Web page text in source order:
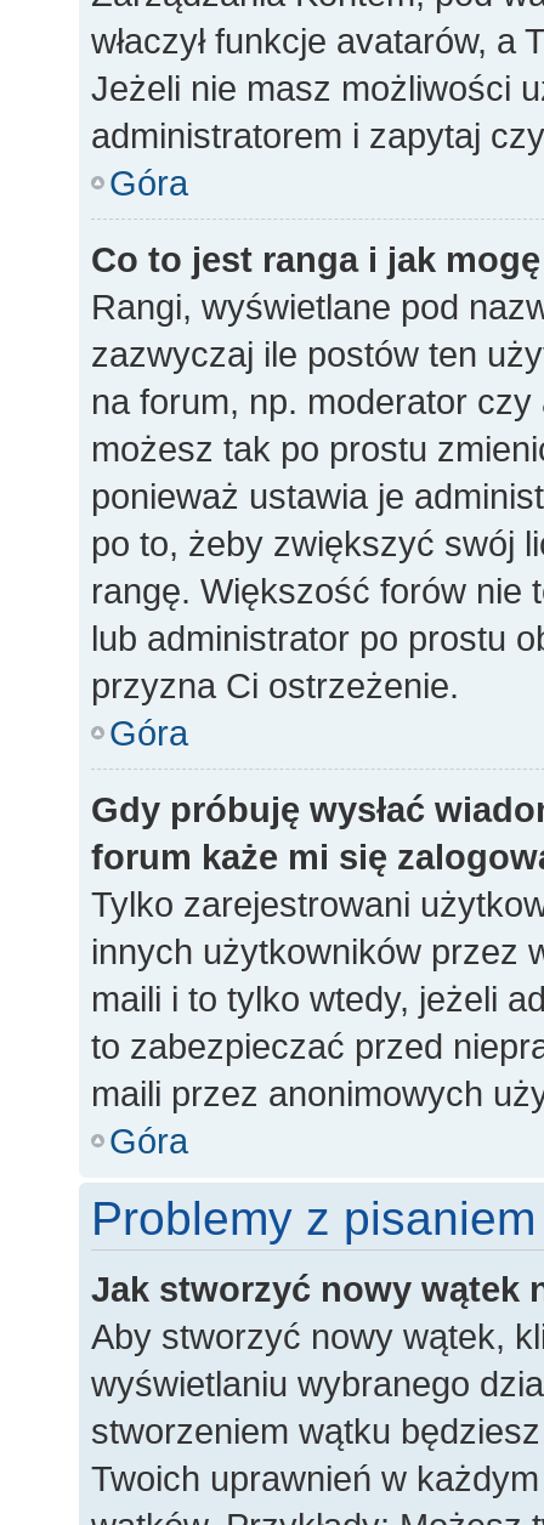
właczył funkcje avatarów,
Jeżeli nie masz możliwości
administratorem i zapytaj
Góra
Co to jest ranga i jak
Rangi, wyświetlane pod
zazwyczaj ile postów ten
na forum, np. moderator
możesz tak po prostu
ponieważ ustawia je
po to, żeby zwiększyć swój
rangę. Większość forów nie
lub administrator po prostu
przyzna Ci ostrzeżenie.
Góra
Gdy próbuję wysłać
forum każe mi się
Tylko zarejestrowani
innych użytkowników przez
maili i to tylko wtedy, jeżeli
to zabezpieczać przed
maili przez anonimowych
Góra
Problemy z pisaniem
Jak stworzyć nowy wątek
Aby stworzyć nowy wątek,
wyświetlaniu wybranego
stworzeniem wątku
Twoich uprawnień w